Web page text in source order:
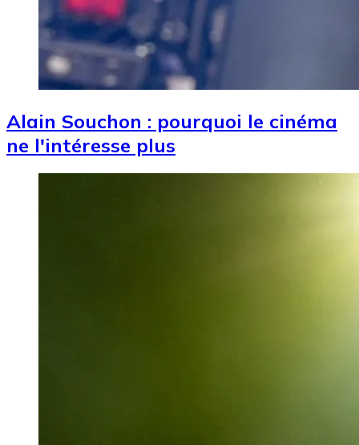
Alain Souchon : pourquoi le cinéma
ne l'intéresse plus